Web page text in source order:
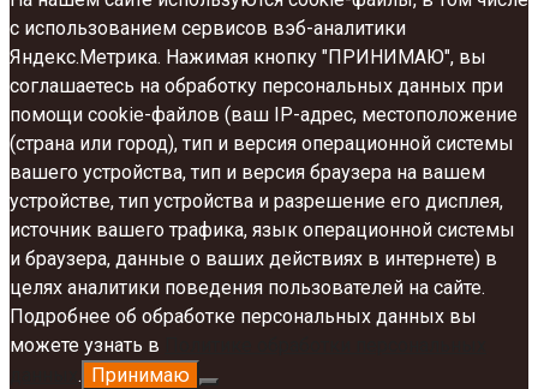
с использованием сервисов вэб-аналитики
Яндекс.Метрика. Нажимая кнопку "ПРИНИМАЮ", вы
соглашаетесь на обработку персональных данных при
помощи cookie-файлов (ваш IP-адрес, местоположение
(страна или город), тип и версия операционной системы
вашего устройства, тип и версия браузера на вашем
устройстве, тип устройства и разрешение его дисплея,
источник вашего трафика, язык операционной системы
и браузера, данные о ваших действиях в интернете) в
целях аналитики поведения пользователей на сайте.
Подробнее об обработке персональных данных вы
можете узнать в
. Принимаю